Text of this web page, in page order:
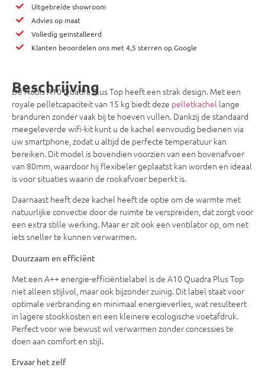
Uitgebreide showroom
Advies op maat
Volledig geïnstalleerd
Klanten beoordelen ons met 4,5 sterren op Google
Beschrijving
De Nobis A10 Quadra Plus Top heeft een strak design. Met een
royale pelletcapaciteit van 15 kg biedt deze pelletkachel lange
branduren zonder vaak bij te hoeven vullen. Dankzij de standaard
meegeleverde wifi-kit kunt u de kachel eenvoudig bedienen via
uw smartphone, zodat u altijd de perfecte temperatuur kan
bereiken. Dit model is bovendien voorzien van een bovenafvoer
van 80mm, waardoor hij flexibeler geplaatst kan worden en ideaal
is voor situaties waarin de rookafvoer beperkt is.
Daarnaast heeft deze kachel heeft de optie om de warmte met
natuurlijke convectie door de ruimte te verspreiden, dat zorgt voor
een extra stille werking. Maar er zit ook een ventilator op, om net
iets sneller te kunnen verwarmen.
Duurzaam en efficiënt
Met een A++ energie-efficiëntielabel is de A10 Quadra Plus Top
niet alleen stijlvol, maar ook bijzonder zuinig. Dit label staat voor
optimale verbranding en minimaal energieverlies, wat resulteert
in lagere stookkosten en een kleinere ecologische voetafdruk.
Perfect voor wie bewust wil verwarmen zonder concessies te
doen aan comfort en stijl.
Ervaar het zelf